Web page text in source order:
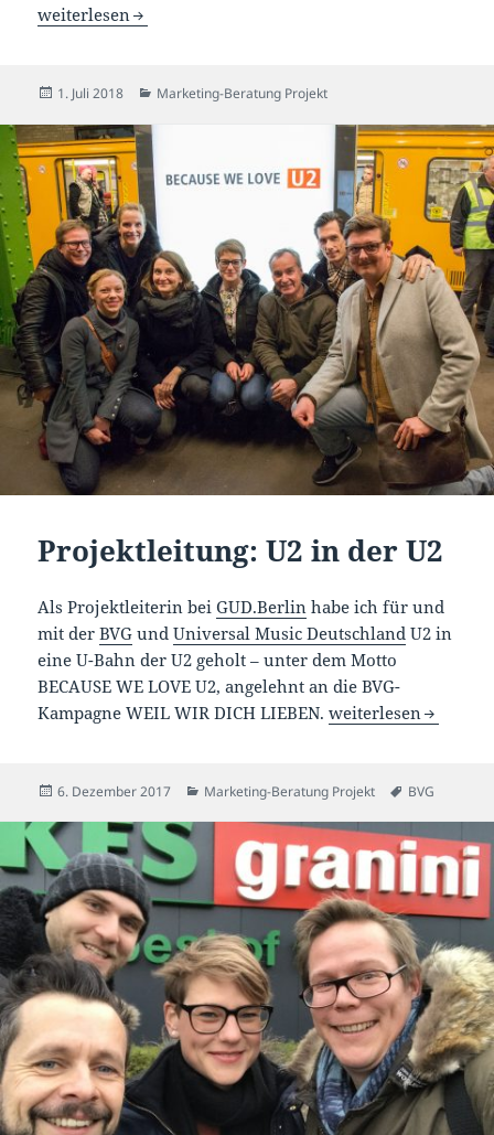
Website-Rebranding für Whoohoo
weiterlesen
Veröffentlicht
1. Juli 2018 Kategorien
Marketing-Beratung Projekt
Projektleitung: U2 in der U2
Als Projektleiterin beiGUD.Berlin habe ich für und
mit derBVG undUniversal Music Deutschland U2 in
eine U-Bahn der U2 geholt – unter dem Motto
BECAUSE WE LOVE U2, angelehnt an die BVG-
Kampagne WEIL WIR DICH LIEBEN.Projektleitung: U2
weiterlesen
Veröffentlicht
6. Dezember 2017 Kategorien
Marketing-Beratung Projekt Schlagwörter
BVG